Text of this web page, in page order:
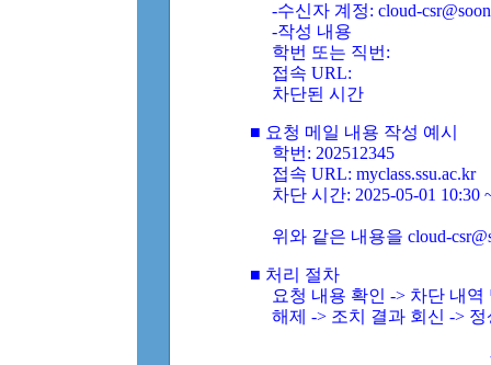
-수신자 계정: cloud-
-작성 내용
학번 또는 직번:
접속 URL:
차단된 시간
■ 요청 메일 내용 작성 예시
학번: 202512345
접속 URL: myclass.ssu.ac.kr
차단 시간: 2025-05-01 10:30
위와 같은 내용을 cloud-
■ 처리 절차
요청 내용 확인 -> 차단 내
해제 -> 조치 결과 회신 ->